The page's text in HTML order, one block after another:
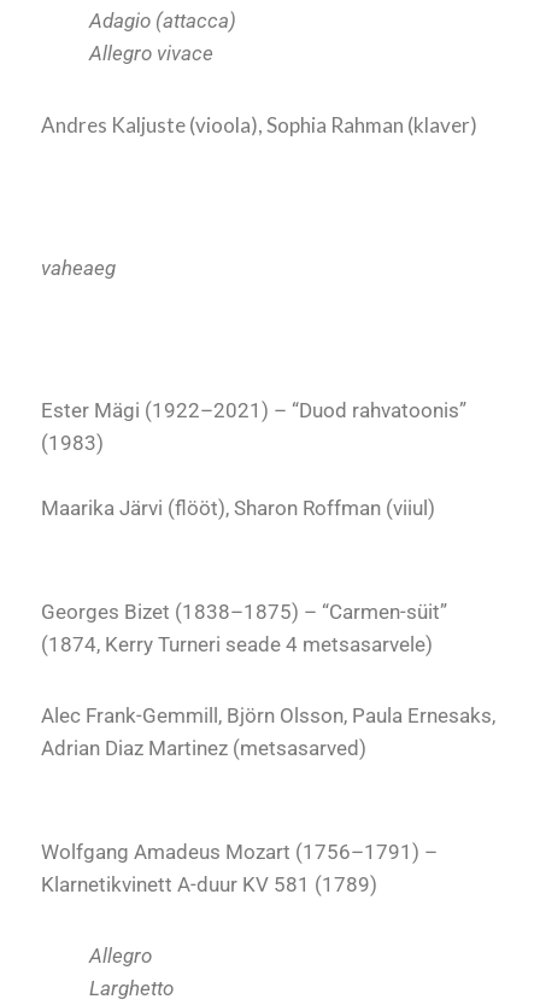
Adagio (attacca)
Allegro vivace
Andres Kaljuste (vioola), Sophia Rahman (klaver)
vaheaeg
Ester Mägi (1922–2021) – “Duod rahvatoonis”
(1983)
Maarika Järvi (flööt), Sharon Roffman (viiul)
Georges Bizet (1838–1875) – “Carmen-süit”
(1874, Kerry Turneri seade 4 metsasarvele)
Alec Frank-Gemmill, Björn Olsson, Paula Ernesaks,
Adrian Diaz Martinez (metsasarved)
Wolfgang Amadeus Mozart (1756–1791) –
Klarnetikvinett A-duur KV 581 (1789)
Allegro
Larghetto